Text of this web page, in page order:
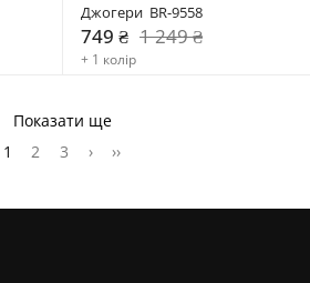
Джогери  BR-9558
749 ₴ 1 249 ₴
+ 1 колір
Показати ще
1
2 3 › ››